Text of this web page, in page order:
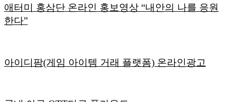
애터미 홍삼단 온라인 홍보영상 “내안의 나를 응원
한다”
아이디팜(게임 아이템 거래 플랫폼) 온라인광고